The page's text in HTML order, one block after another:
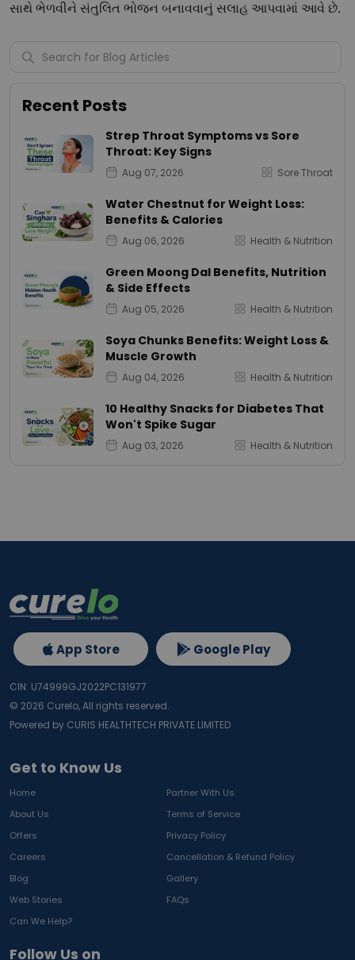
સાથે ભેળવીને સંતુલિત ભોજન બનાવવાનું સલાહ આપવામાં આવે છે.
Recent Posts
Strep Throat Symptoms vs Sore
Throat: Key Signs
Aug 07, 2026 Sore Throat
Water Chestnut for Weight Loss:
Benefits & Calories
Aug 06, 2026 Health & Nutrition
Green Moong Dal Benefits, Nutrition
& Side Effects
Aug 05, 2026 Health & Nutrition
Soya Chunks Benefits: Weight Loss &
Muscle Growth
Aug 04, 2026 Health & Nutrition
10 Healthy Snacks for Diabetes That
Won't Spike Sugar
Aug 03, 2026 Health & Nutrition
Get to Know Us
Home
Partner With Us
About Us
Terms of Service
Offers
Privacy Policy
Careers
Cancellation & Refund Policy
Blog
Gallery
Web Stories
FAQs
Can We Help?
Follow Us on
App Store Google Play
CIN: U74999GJ2022PC131977
© 2026 Curelo, All rights reserved.
Powered by CURIS HEALTHTECH PRIVATE LIMITED